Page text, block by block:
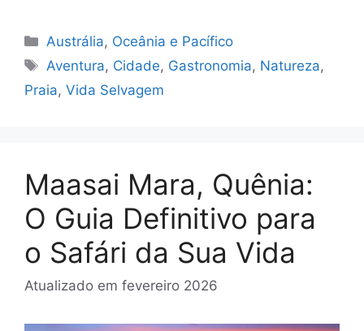
Categorias
Austrália, Oceânia e Pacífico
Tags
Aventura, Cidade, Gastronomia, Natureza,
Praia, Vida Selvagem
Maasai Mara, Quênia:
O Guia Definitivo para
o Safári da Sua Vida
Atualizado em fevereiro 2026